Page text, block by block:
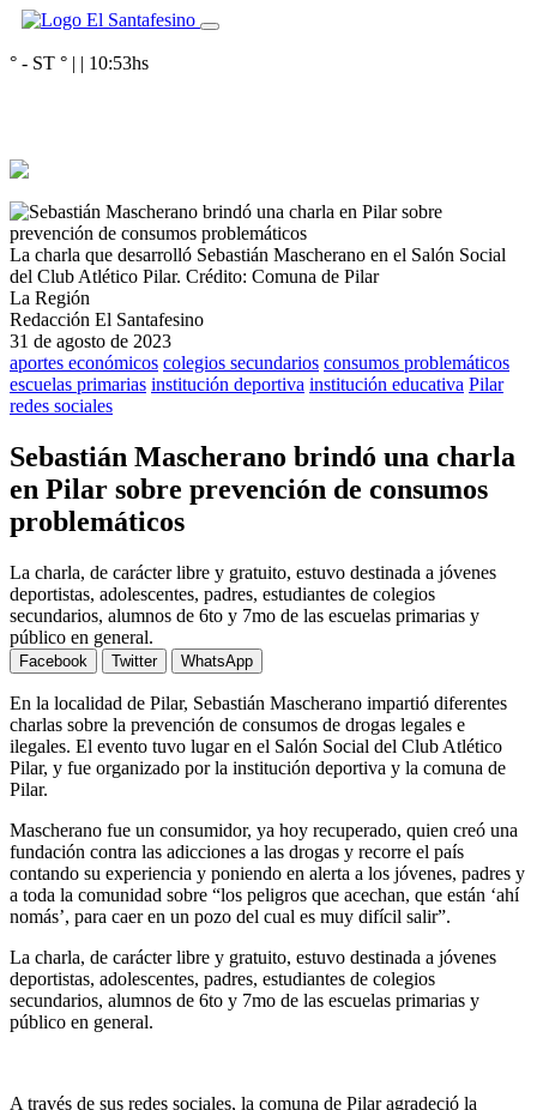
° - ST ° | | 10:53hs
La charla que desarrolló Sebastián Mascherano en el Salón Social
del Club Atlético Pilar. Crédito: Comuna de Pilar
La Región
Redacción El Santafesino
31 de agosto de 2023
aportes económicos colegios secundarios consumos problemáticos
escuelas primarias institución deportiva institución educativa Pilar
redes sociales
Sebastián Mascherano brindó una charla
en Pilar sobre prevención de consumos
problemáticos
La charla, de carácter libre y gratuito, estuvo destinada a jóvenes
deportistas, adolescentes, padres, estudiantes de colegios
secundarios, alumnos de 6to y 7mo de las escuelas primarias y
público en general.
Facebook Twitter WhatsApp
En la localidad de Pilar, Sebastián Mascherano impartió diferentes
charlas sobre la prevención de consumos de drogas legales e
ilegales. El evento tuvo lugar en el Salón Social del Club Atlético
Pilar, y fue organizado por la institución deportiva y la comuna de
Pilar.
Mascherano fue un consumidor, ya hoy recuperado, quien creó una
fundación contra las adicciones a las drogas y recorre el país
contando su experiencia y poniendo en alerta a los jóvenes, padres y
a toda la comunidad sobre “los peligros que acechan, que están ‘ahí
nomás’, para caer en un pozo del cual es muy difícil salir”.
La charla, de carácter libre y gratuito, estuvo destinada a jóvenes
deportistas, adolescentes, padres, estudiantes de colegios
secundarios, alumnos de 6to y 7mo de las escuelas primarias y
público en general.
A través de sus redes sociales, la comuna de Pilar agradeció la